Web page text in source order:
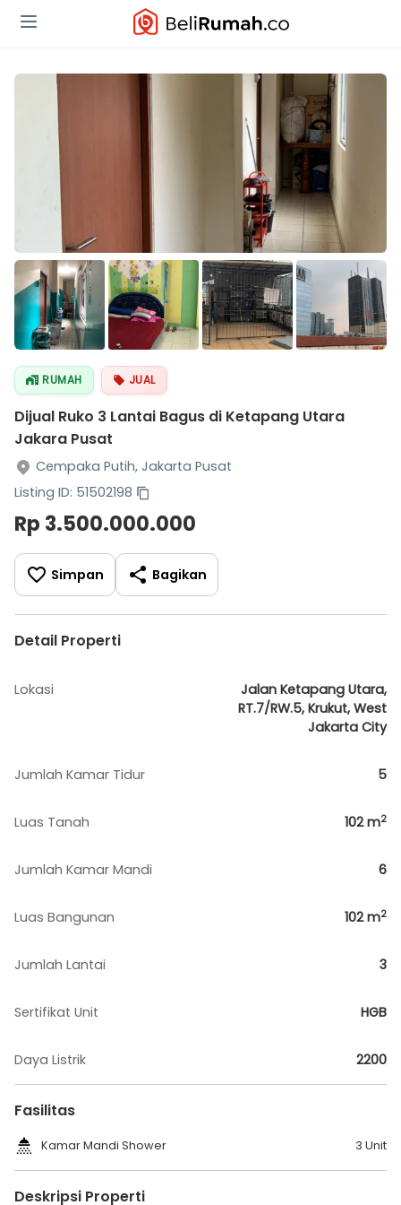
RUMAH JUAL
Dijual Ruko 3 Lantai Bagus di Ketapang Utara
Jakara Pusat
Cempaka Putih, Jakarta Pusat
Listing ID: 51502198
Rp 3.500.000.000
Simpan Bagikan
Detail Properti
Lokasi
Jalan Ketapang Utara,
RT.7/RW.5, Krukut, West
Jakarta City
Jumlah Kamar Tidur 5
Luas Tanah 102m2
Jumlah Kamar Mandi 6
Luas Bangunan 102m2
Jumlah Lantai 3
Sertifikat Unit HGB
Daya Listrik 2200
Fasilitas
Kamar Mandi Shower 3 Unit
Deskripsi Properti